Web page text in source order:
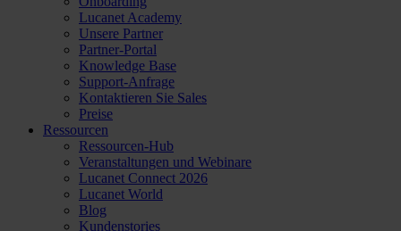
Lucanet Academy
Unsere Partner
Partner-Portal
Knowledge Base
Support-Anfrage
Kontaktieren Sie Sales
Preise
Ressourcen
Ressourcen-Hub
Veranstaltungen und Webinare
Lucanet Connect 2026
Lucanet World
Blog
Kundenstories